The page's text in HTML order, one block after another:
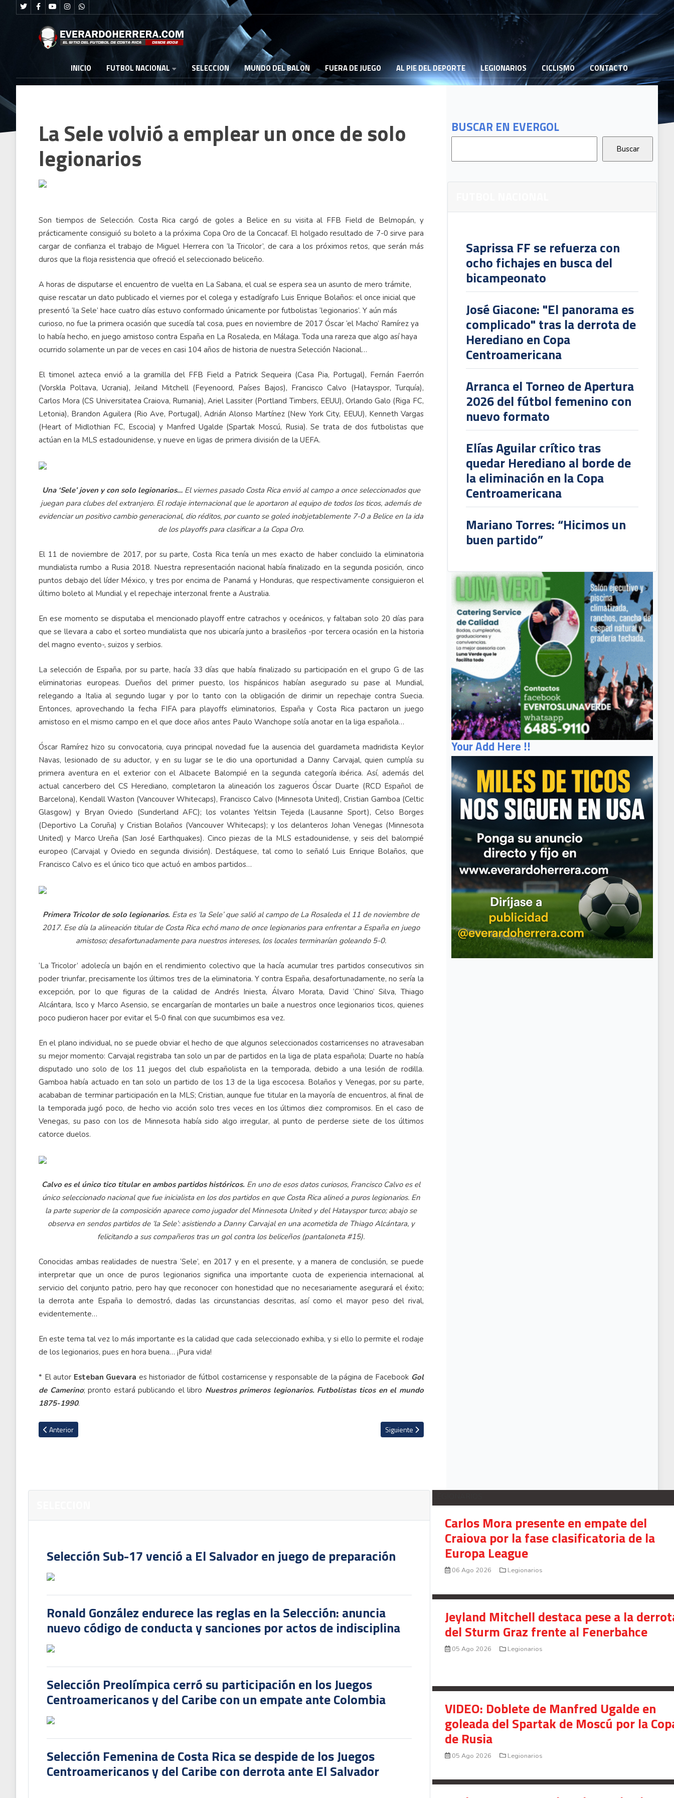
INICIO FUTBOL NACIONAL SELECCION MUNDO DEL BALON FUERA DE JUEGO AL PIE DEL DEPORTE LEGIONARIOS CICLISMO CONTACTO
BUSCAR EN EVERGOL
Saprissa FF se refuerza con
ocho fichajes en busca del
bicampeonato
José Giacone: "El panorama es
complicado" tras la derrota de
Herediano en Copa
Centroamericana
Arranca el Torneo de Apertura
2026 del fútbol femenino con
nuevo formato
Elías Aguilar crítico tras
quedar Herediano al borde de
la eliminación en la Copa
Centroamericana
Mariano Torres: “Hicimos un
buen partido”
Your Add Here !!
La Sele volvió a emplear un once de solo
legionarios
Son tiempos de Selección. Costa Rica cargó de goles a Belice en su visita al FFB Field de Belmopán, y
prácticamente consiguió su boleto a la próxima Copa Oro de la Concacaf. El holgado resultado de 7-0 sirve para
cargar de confianza el trabajo de Miguel Herrera con ‘la Tricolor’, de cara a los próximos retos, que serán más
duros que la floja resistencia que ofreció el seleccionado beliceño.
A horas de disputarse el encuentro de vuelta en La Sabana, el cual se espera sea un asunto de mero trámite,
quise rescatar un dato publicado el viernes por el colega y estadígrafo Luis Enrique Bolaños: el once inicial que
presentó ‘la Sele’ hace cuatro días estuvo conformado únicamente por futbolistas ‘legionarios’. Y aún más
curioso, no fue la primera ocasión que sucedía tal cosa, pues en noviembre de 2017 Óscar ‘el Macho’ Ramírez ya
lo había hecho, en juego amistoso contra España en La Rosaleda, en Málaga. Toda una rareza que algo así haya
ocurrido solamente un par de veces en casi 104 años de historia de nuestra Selección Nacional…
El timonel azteca envió a la gramilla del FFB Field a Patrick Sequeira (Casa Pia, Portugal), Fernán Faerrón
(Vorskla Poltava, Ucrania), Jeiland Mitchell (Feyenoord, Países Bajos), Francisco Calvo (Hatayspor, Turquía),
Carlos Mora (CS Universitatea Craiova, Rumania), Ariel Lassiter (Portland Timbers, EEUU), Orlando Galo (Riga FC,
Letonia), Brandon Aguilera (Rio Ave, Portugal), Adrián Alonso Martínez (New York City, EEUU), Kenneth Vargas
(Heart of Midlothian FC, Escocia) y Manfred Ugalde (Spartak Moscú, Rusia). Se trata de dos futbolistas que
actúan en la MLS estadounidense, y nueve en ligas de primera división de la UEFA.
Una ‘Sele’ joven y con solo legionarios… El viernes pasado Costa Rica envió al campo a once seleccionados que
juegan para clubes del extranjero. El rodaje internacional que le aportaron al equipo de todos los ticos, además de
evidenciar un positivo cambio generacional, dio réditos, por cuanto se goleó inobjetablemente 7-0 a Belice en la ida
de los playoffs para clasificar a la Copa Oro.
El 11 de noviembre de 2017, por su parte, Costa Rica tenía un mes exacto de haber concluido la eliminatoria
mundialista rumbo a Rusia 2018. Nuestra representación nacional había finalizado en la segunda posición, cinco
puntos debajo del líder México, y tres por encima de Panamá y Honduras, que respectivamente consiguieron el
último boleto al Mundial y el repechaje interzonal frente a Australia.
En ese momento se disputaba el mencionado playoff entre catrachos y oceánicos, y faltaban solo 20 días para
que se llevara a cabo el sorteo mundialista que nos ubicaría junto a brasileños -por tercera ocasión en la historia
del magno evento-, suizos y serbios.
La selección de España, por su parte, hacía 33 días que había finalizado su participación en el grupo G de las
eliminatorias europeas. Dueños del primer puesto, los hispánicos habían asegurado su pase al Mundial,
relegando a Italia al segundo lugar y por lo tanto con la obligación de dirimir un repechaje contra Suecia.
Entonces, aprovechando la fecha FIFA para playoffs eliminatorios, España y Costa Rica pactaron un juego
amistoso en el mismo campo en el que doce años antes Paulo Wanchope solía anotar en la liga española…
Óscar Ramírez hizo su convocatoria, cuya principal novedad fue la ausencia del guardameta madridista Keylor
Navas, lesionado de su aductor, y en su lugar se le dio una oportunidad a Danny Carvajal, quien cumplía su
primera aventura en el exterior con el Albacete Balompié en la segunda categoría ibérica. Así, además del
actual cancerbero del CS Herediano, completaron la alineación los zagueros Óscar Duarte (RCD Español de
Barcelona), Kendall Waston (Vancouver Whitecaps), Francisco Calvo (Minnesota United), Cristian Gamboa (Celtic
Glasgow) y Bryan Oviedo (Sunderland AFC); los volantes Yeltsin Tejeda (Lausanne Sport), Celso Borges
(Deportivo La Coruña) y Cristian Bolaños (Vancouver Whitecaps); y los delanteros Johan Venegas (Minnesota
United) y Marco Ureña (San José Earthquakes). Cinco piezas de la MLS estadounidense, y seis del balompié
europeo (Carvajal y Oviedo en segunda división). Destáquese, tal como lo señaló Luis Enrique Bolaños, que
Francisco Calvo es el único tico que actuó en ambos partidos…
Primera Tricolor de solo legionarios. Esta es ‘la Sele’ que salió al campo de La Rosaleda el 11 de noviembre de
2017. Ese día la alineación titular de Costa Rica echó mano de once legionarios para enfrentar a España en juego
amistoso; desafortunadamente para nuestros intereses, los locales terminarían goleando 5-0.
‘La Tricolor’ adolecía un bajón en el rendimiento colectivo que la hacía acumular tres partidos consecutivos sin
poder triunfar, precisamente los últimos tres de la eliminatoria. Y contra España, desafortunadamente, no sería la
excepción, por lo que figuras de la calidad de Andrés Iniesta, Álvaro Morata, David ‘Chino’ Silva, Thiago
Alcántara, Isco y Marco Asensio, se encargarían de montarles un baile a nuestros once legionarios ticos, quienes
poco pudieron hacer por evitar el 5-0 final con que sucumbimos esa vez.
En el plano individual, no se puede obviar el hecho de que algunos seleccionados costarricenses no atravesaban
su mejor momento: Carvajal registraba tan solo un par de partidos en la liga de plata española; Duarte no había
disputado uno solo de los 11 juegos del club españolista en la temporada, debido a una lesión de rodilla.
Gamboa había actuado en tan solo un partido de los 13 de la liga escocesa. Bolaños y Venegas, por su parte,
acababan de terminar participación en la MLS; Cristian, aunque fue titular en la mayoría de encuentros, al final de
la temporada jugó poco, de hecho vio acción solo tres veces en los últimos diez compromisos. En el caso de
Venegas, su paso con los de Minnesota había sido algo irregular, al punto de perderse siete de los últimos
catorce duelos.
Calvo es el único tico titular en ambos partidos históricos. En uno de esos datos curiosos, Francisco Calvo es el
único seleccionado nacional que fue inicialista en los dos partidos en que Costa Rica alineó a puros legionarios. En
la parte superior de la composición aparece como jugador del Minnesota United y del Hatayspor turco; abajo se
observa en sendos partidos de ‘la Sele’: asistiendo a Danny Carvajal en una acometida de Thiago Alcántara, y
felicitando a sus compañeros tras un gol contra los beliceños (pantaloneta #15).
Conocidas ambas realidades de nuestra ‘Sele’, en 2017 y en el presente, y a manera de conclusión, se puede
interpretar que un once de puros legionarios significa una importante cuota de experiencia internacional al
servicio del conjunto patrio, pero hay que reconocer con honestidad que no necesariamente asegurará el éxito;
la derrota ante España lo demostró, dadas las circunstancias descritas, así como el mayor peso del rival,
evidentemente…
En este tema tal vez lo más importante es la calidad que cada seleccionado exhiba, y si ello lo permite el rodaje
de los legionarios, pues en hora buena… ¡Pura vida!
* El autor Esteban Guevara es historiador de fútbol costarricense y responsable de la página de Facebook Gol
de Camerino; pronto estará publicando el libro Nuestros primeros legionarios. Futbolistas ticos en el mundo
1875-1990.
Artículo anterior: VIDEO: Costa Rica se da un festín ante Belice para confirmar su clasificación a la Copa Oro
Anterior Artículo siguiente: Buena labor de Panamá en la Liga de Naciones trae consecuencias a Costa
Siguiente
Selección Sub-17 venció a El Salvador en juego de preparación
Ronald González endurece las reglas en la Selección: anuncia
nuevo código de conducta y sanciones por actos de indisciplina
Selección Preolímpica cerró su participación en los Juegos
Centroamericanos y del Caribe con un empate ante Colombia
Selección Femenina de Costa Rica se despide de los Juegos
Centroamericanos y del Caribe con derrota ante El Salvador
Carlos Mora presente en empate del
Craiova por la fase clasificatoria de la
Europa League
06 Ago 2026 Legionarios
Jeyland Mitchell destaca pese a la
del Sturm Graz frente al Fenerbahce
05 Ago 2026 Legionarios
VIDEO: Doblete de Manfred Ugalde en
goleada del Spartak de Moscú por la
de Rusia
05 Ago 2026 Legionarios